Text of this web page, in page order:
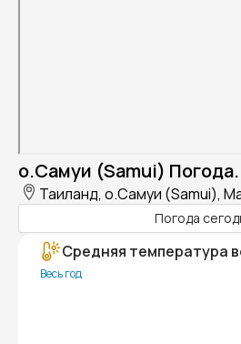
о.Самуи (Samui) Погода.
Таиланд, о.Самуи (Samui),
Погода
Средняя температура
Весь год